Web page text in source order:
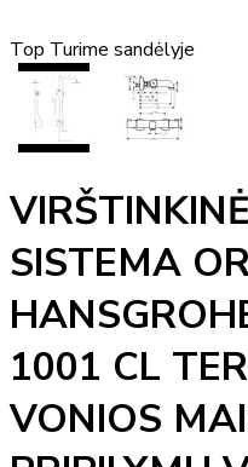
Top Turime sandėlyje
SISTEMA
1001 CL
VONIOS